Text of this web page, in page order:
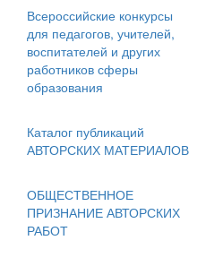
Всероссийские конкурсы
для педагогов, учителей,
воспитателей и других
работников сферы
образования
Каталог публикаций
АВТОРСКИХ МАТЕРИАЛОВ
ОБЩЕСТВЕННОЕ
ПРИЗНАНИЕ АВТОРСКИХ
РАБОТ